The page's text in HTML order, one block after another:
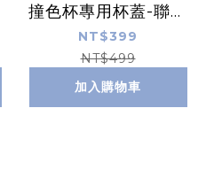
撞色杯專用杯蓋-聯名
款 】KurtWu愛心人
＋杏仁茶白灰杯蓋
NT$399
NT$499
加入購物車